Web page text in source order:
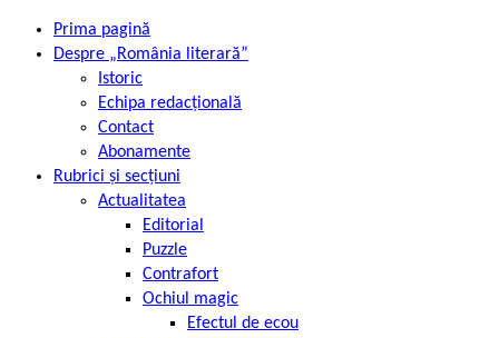
Prima pagină
Despre „România literară”
Istoric
Echipa redacțională
Contact
Abonamente
Rubrici și secțiuni
Actualitatea
Editorial
Puzzle
Contrafort
Ochiul magic
Efectul de ecou